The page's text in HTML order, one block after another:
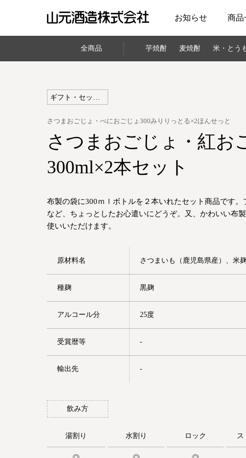
お知らせ 商品
ギフト・セット商品
さつまおごじょ・べにおごじょ300みりりっとる×2ほんせっと
さつまおごじょ・紅お
300ml×2本セット
布製の袋に300ｍｌボトルを２本いれたセット商品です
など、ちょっとしたお心遣いにどうぞ。又、かわいい布
使いいただけます。
原材料名 さつまいも（鹿児島県産）、米
種麹 黒麹
アルコール分 25度
受賞暦等 -
輸出先 -
飲み方
湯割り 水割り ロック ス
芋焼酎 麦焼酎 米・とう
全商品